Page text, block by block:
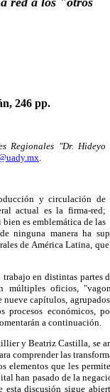
246 pp.
Regionales "Dr. Hideyo
y circulación de
actual es la firma-red;
es emblemática de las
ninguna manera ha
de América Latina,
en distintas partes
múltiples oficios,
capítulos,
procesos económicos,
a continuación.
y Beatriz Castilla, se
comprender las
elementos que les
han pasado de la
discusión sigue